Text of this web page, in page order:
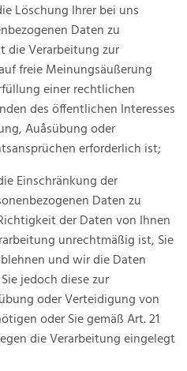
Löschung Ihrer bei uns
Daten zu
die Verarbeitung zur
freie Meinungsäußerung
einer rechtlichen
des öffentlichen Interesses
Auåsübung oder
erforderlich ist;
Einschränkung der
Daten zu
der Daten von Ihnen
unrechtmäßig ist, Sie
und wir die Daten
jedoch diese zur
oder Verteidigung von
oder Sie gemäß Art. 21
die Verarbeitung eingelegt